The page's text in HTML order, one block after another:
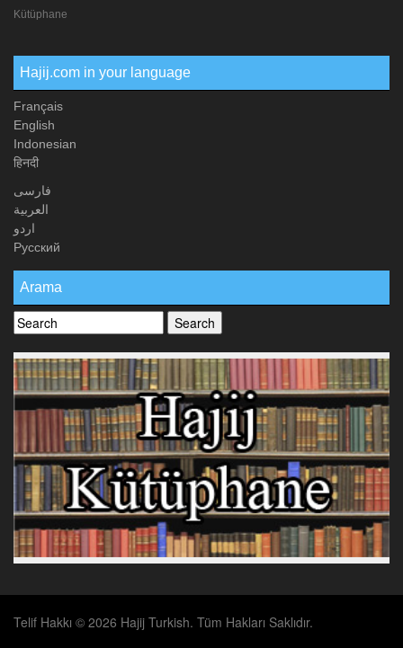
Kütüphane
Hajij.com in your language
Français
English
Indonesian
हिनदी
فارسی
العربیة
اردو
Русский
Arama
Telif Hakkı © 2026 Hajij Turkish. Tüm Hakları Saklıdır.